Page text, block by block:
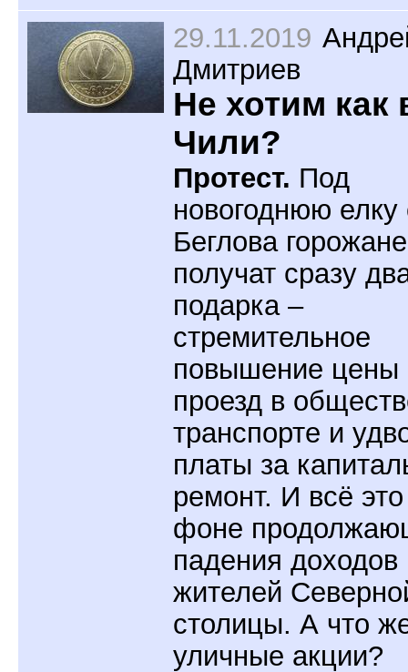
29.11.2019
Дмитриев
Не хотим как
Чили?
Протест. Под
новогоднюю елку
Беглова горожане
получат сразу
подарка –
стремительное
повышение цены
проезд в
транспорте и
платы за
ремонт. И всё
фоне
падения доходов
жителей
столицы. А что
уличные акции?